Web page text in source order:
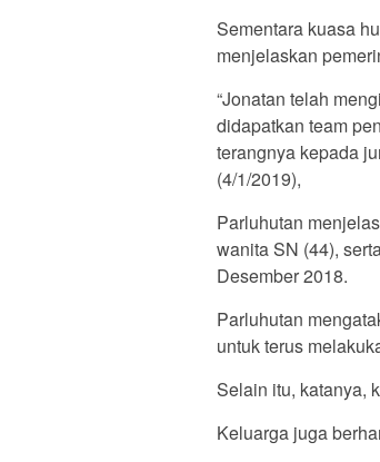
Sementara kuasa
menjelaskan
“Jonatan telah
didapatkan team
terangnya kepada
(4/1/2019),
Parluhutan
wanita SN (44),
Desember 2018.
Parluhutan
untuk terus
Selain itu, katanya,
Keluarga juga